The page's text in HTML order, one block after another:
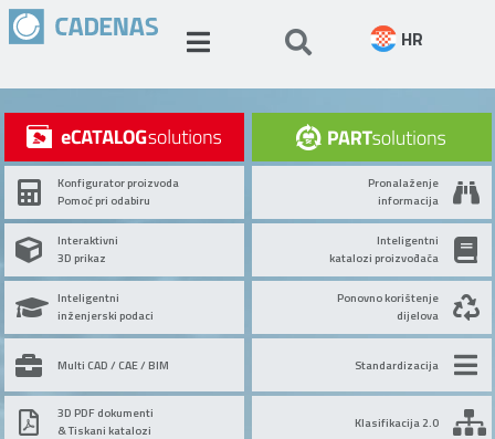
HR
Konfigurator proizvoda
Pomoć pri odabiru
Interaktivni
3D prikaz
Inteligentni
inženjerski podaci
Multi CAD / CAE / BIM
3D PDF dokumenti
& Tiskani katalozi
Pronalaženje
informacija
Inteligentni
katalozi proizvođača
Ponovno korištenje
dijelova
Standardizacija
Klasifikacija 2.0